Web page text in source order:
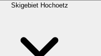
Skigebiet Hochoetz